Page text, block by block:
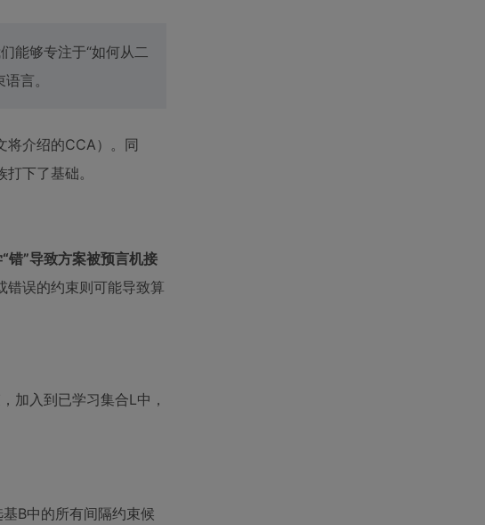
能够专注于“如何从二
言。
将介绍的CCA）。同
下了基础。
错”导致方案被预言机接
错误的约束则可能导致算
加入到已学习集合L中，
B中的所有间隔约束候